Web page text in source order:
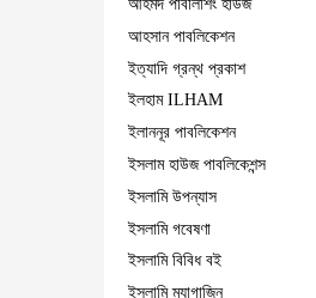
আহমদ পাবলিশিং হাউজ
আহসান পাবলিকেশন
ইত্যাদি গ্রন্থ প্রকাশ
ইলহাম ILHAM
ইলাননূর পাবলিকেশন
ইসলাম হাউজ পাবলিকেশন্স
ইসলামি উপন্যাস
ইসলামি গবেষণা
ইসলামি বিবিধ বই
ইসলামি ম্যাগাজিন